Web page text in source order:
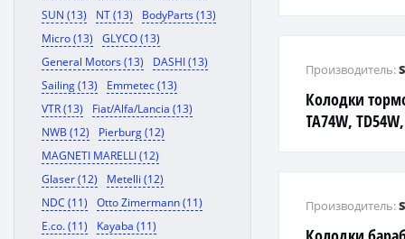
SUN (13)
NT (13)
BodyParts (13)
Micro (13)
GLYCO (13)
General Motors (13)
DASHI (13)
Sailing (13)
Emmetec (13)
VTR (13)
Fiat/Alfa/Lancia (13)
NWB (12)
Pierburg (12)
MAGNETI MARELLI (12)
Glaser (12)
Metelli (12)
NDC (11)
Otto Zimermann (11)
E.co. (11)
Kayaba (11)
Колодки
TA74W,
Производитель:
Производитель: